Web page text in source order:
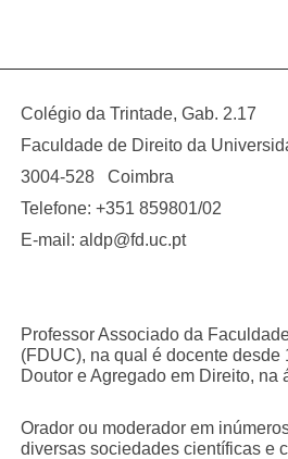
Colégio da Trintade, Gab. 2.17
Faculdade de Direito da
3004-528 Coimbra
Telefone: +351 859801/02
E-mail: aldp@fd.uc.pt
Professor Associado da
(FDUC), na qual é docente
Doutor e Agregado em Direito,
Orador ou moderador em
diversas sociedades científicas e